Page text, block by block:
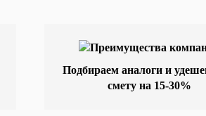
Подбираем аналоги и
смету на 15-30%